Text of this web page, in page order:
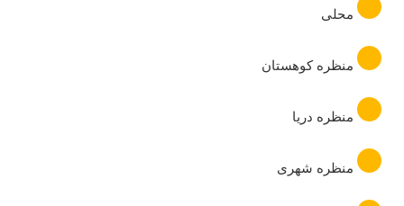
محلی
منظره کوهستان
منظره دریا
منظره شهری